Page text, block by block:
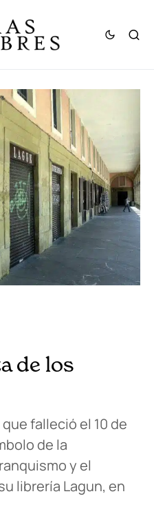
de los
falleció el 10 de
de la
y el
librería Lagun, en